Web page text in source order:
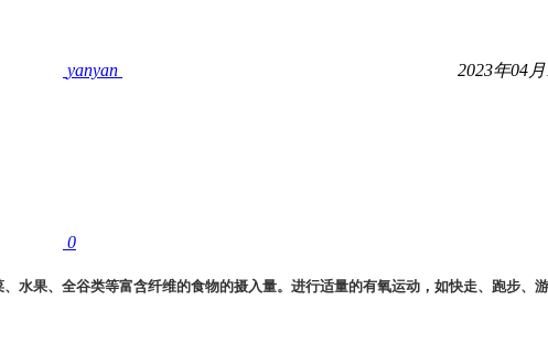
yanyan 2023年04
0
水果、全谷类等富含纤维的食物的摄入量。进行适量的有氧运动，如快走、跑步